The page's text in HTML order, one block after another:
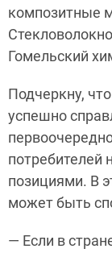
композитные
Гомельский
Подчеркну,
успешно
позициями. В
может быть
— Если в